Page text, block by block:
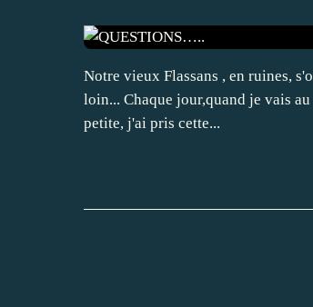
Notre vieux Flassans , en ruines,
loin... Chaque jour,quand je vais
petite, j'ai pris cette...